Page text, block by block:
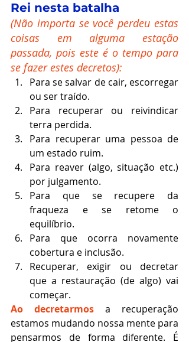
Rei nesta batalha
(Não importa se você perdeu estas
coisas em alguma estação
passada, pois este é o tempo para
se fazer estes decretos):
Para se salvar de cair, escorregar
ou ser traído.
Para recuperar ou reivindicar
terra perdida.
Para recuperar uma pessoa de
um estado ruim.
Para reaver (algo, situação etc.)
por julgamento.
Para que se recupere da
fraqueza e se retome o
equilíbrio.
Para que ocorra novamente
cobertura e inclusão.
Recuperar, exigir ou decretar
que a restauração (de algo) vai
começar.
Ao decretarmos a recuperação
estamos mudando nossa mente para
pensarmos de forma diferente. É